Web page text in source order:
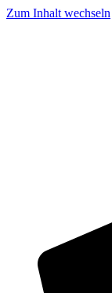
Zum Inhalt wechseln